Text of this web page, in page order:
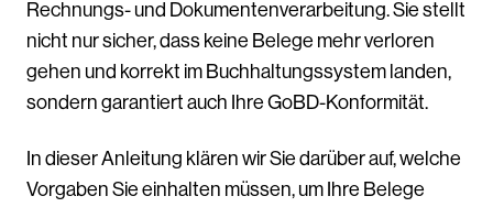
Rechnungs- und Dokumentenverarbeitung. Sie stellt
nicht nur sicher, dass keine Belege mehr verloren
gehen und korrekt im Buchhaltungssystem landen,
sondern garantiert auch Ihre GoBD-Konformität.
In dieser Anleitung klären wir Sie darüber auf, welche
Vorgaben Sie einhalten müssen, um Ihre Belege